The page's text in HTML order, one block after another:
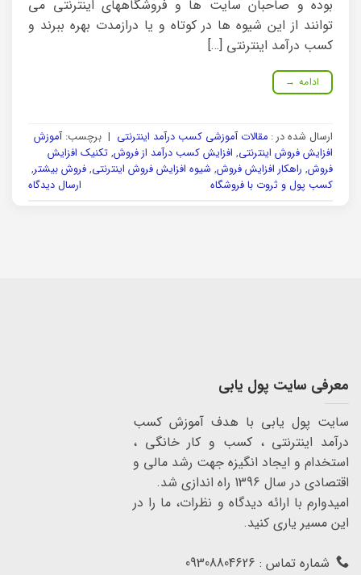
بوده و صاحبان سایت ها و فروشگاههای اینترنتی می
توانند از این شیوه ها در کوتاه و یا درازمدت بهره ببرند و
کسب درآمد اینترنتی […]
ادامه →
ارسال شده در : مقالات آموزشی کسب درآمد اینترنتی | برچسب:آموزش
افزایش فروش اینترنتی, افزایش کسب درآمد از فروش, تکنیک افزایش
فروش, راهکار افزایش فروش, شیوه افزایش فروش اینترنتی, فروش بیشتر,
کسب پول و ثروت با فروشگاه
ارسال دیدگاه
معرفی سایت پول یابی
سایت پول یابی با هدف آموزش کسب
درآمد اینترنتی ، کسب و کار خانگی ،
استخدام و ایجاد انگیزه جهت رشد مالی و
اقتصادی در سال 1396 راه اندازی شد.
امیدوارم با ارائه دیدگاه و نظرات، ما را در
این مسیر یاری کنید.
شماره تماس : 09308804626